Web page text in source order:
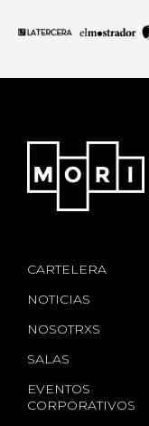
CARTELERA
NOTICIAS
NOSOTRXS
SALAS
EVENTOS
CORPORATIVOS